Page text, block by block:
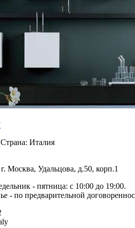
Страна: Италия
Москва, Удальцова, д.50, корп.1
- пятница: с 10:00 до 19:00.
- по предварительной